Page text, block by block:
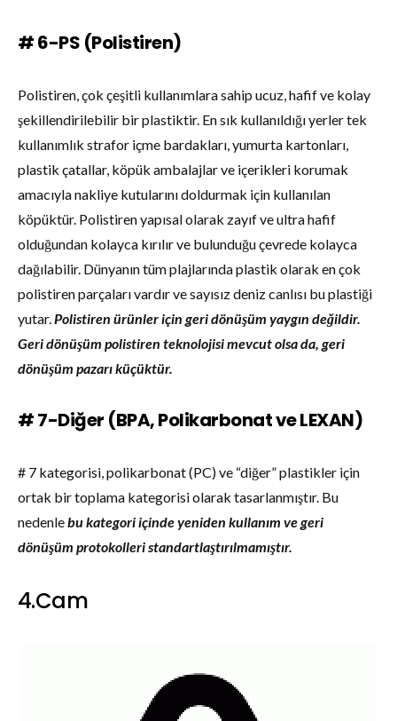
# 6-PS (Polistiren)
Polistiren, çok çeşitli kullanımlara sahip ucuz, hafif ve kolay
şekillendirilebilir bir plastiktir. En sık kullanıldığı yerler tek
kullanımlık strafor içme bardakları, yumurta kartonları,
plastik çatallar, köpük ambalajlar ve içerikleri korumak
amacıyla nakliye kutularını doldurmak için kullanılan
köpüktür. Polistiren yapısal olarak zayıf ve ultra hafif
olduğundan kolayca kırılır ve bulunduğu çevrede kolayca
dağılabilir. Dünyanın tüm plajlarında plastik olarak en çok
polistiren parçaları vardır ve sayısız deniz canlısı bu plastiği
yutar. Polistiren ürünler için geri dönüşüm yaygın değildir.
Geri dönüşüm polistiren teknolojisi mevcut olsa da, geri
dönüşüm pazarı küçüktür.
# 7-Diğer (BPA, Polikarbonat ve LEXAN)
# 7 kategorisi, polikarbonat (PC) ve “diğer” plastikler için
ortak bir toplama kategorisi olarak tasarlanmıştır. Bu
nedenlebu kategori içinde yeniden kullanım ve geri
dönüşüm protokolleri standartlaştırılmamıştır.
4.Cam